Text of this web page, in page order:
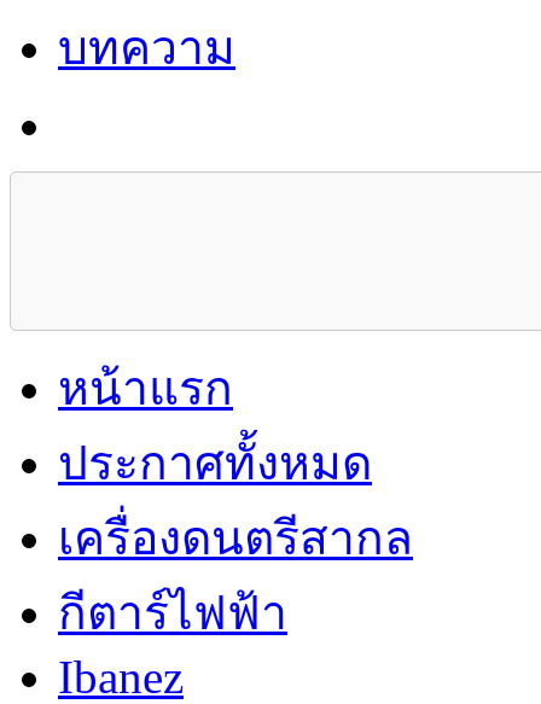
บทความ
หน้าแรก
ประกาศทั้งหมด
เครื่องดนตรีสากล
กีตาร์ไฟฟ้า
Ibanez